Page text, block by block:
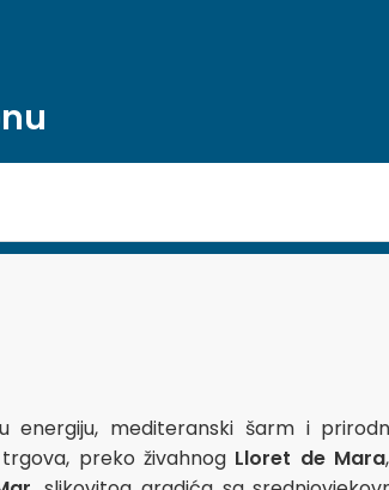
mediteranski šarm i
preko živahnog Lloret de Mara